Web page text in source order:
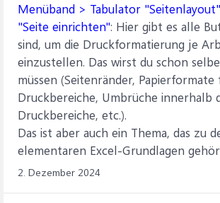
Menüband > Tabulator
"Seite einrichten": Hier gibt es alle
sind, um die Druckformatierung je
einzustellen. Das wirst du schon
müssen (Seitenränder, Papierformate
Druckbereiche, Umbrüche innerhalb
Druckbereiche, etc.).
Das ist aber auch ein Thema, das zu
elementaren Excel-Grundlagen
2. Dezember 2024